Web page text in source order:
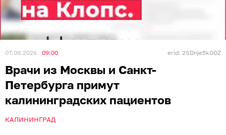
07.08.2026 09:00 erid: 2SDnje5kGDZ
Врачи из Москвы и Санкт-
Петербурга примут
калининградских пациентов
КАЛИНИНГРАД